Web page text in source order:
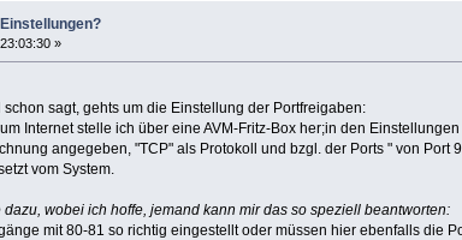
»
schon sagt, gehts um die Einstellung der Portfreigaben:
Internet stelle ich über eine AVM-Fritz-Box her;in den
angegeben, "TCP" als Protokoll und bzgl. der Ports " von
vom System.
wobei ich hoffe, jemand kann mir das so speziell beantworten:
mit 80-81 so richtig eingestellt oder müssen hier ebenfalls die